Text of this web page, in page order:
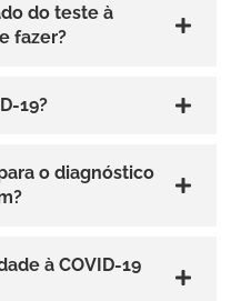
do teste à
fazer?
19?
o diagnóstico
à COVID-19